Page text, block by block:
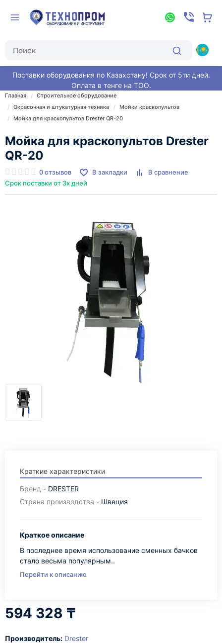
Поставки оборудования по Казахстану! Срок от 5ти дней.
Оплата в тенге на ТОО.
Главная
Строительное оборудование
Окрасочная и штукатурная техника
Мойки краскопультов
Мойка для краскопультов Drester QR-20
Мойка для краскопультов Drester
QR-20
0 отзывов В закладки
В сравнение
Срок поставки от 3х дней
Краткие характеристики
Бренд - DRESTER
Страна производства - Швеция
Краткое описание
В последнее время использование сменных бачков
стало весьма популярным..
Перейти к описанию
594 328 ₸
Производитель: Drester